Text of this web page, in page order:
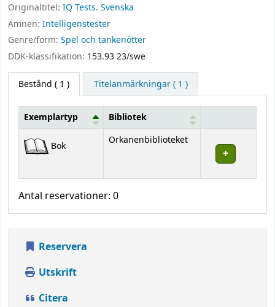
Originaltitel: IQ Tests. Svenska
Ämnen: Intelligenstester
Genre/form: Spel och tankenötter
DDK-klassifikation: 153.93 23/swe
Bestånd ( 1 ) Titelanmärkningar ( 1 )
Bestånd
Exemplartyp Bibliotek
Bok Orkanenbiblioteket
Antal reservationer: 0
Reservera
Utskrift
Citera